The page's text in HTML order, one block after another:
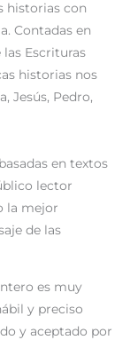
historias con
Contadas en
Escrituras
historias nos
Jesús, Pedro,
en textos
lector
la mejor
de las
es muy
y preciso
y aceptado por